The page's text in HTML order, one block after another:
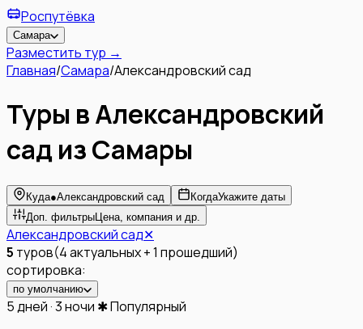
Роспутёвка
Самара
Разместить тур →
Главная/Самара/Александровский сад
Туры в Александровский
сад из Самары
Куда●Александровский сад КогдаУкажите даты
Доп. фильтры Цена, компания и др.
Александровский сад✕
5 туров(4актуальных+1 прошедший)
сортировка:
по умолчанию
5 дней · 3 ночи ✱ Популярный